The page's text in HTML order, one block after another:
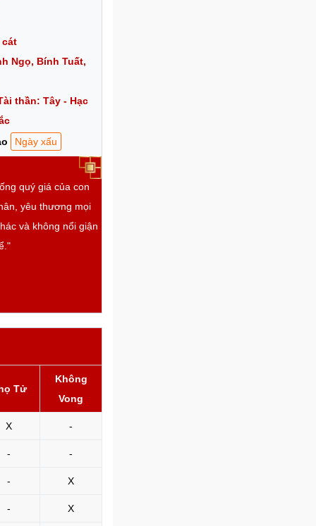
cát
Ngọ, Bính Tuất,
thần: Tây - Hạc
Ngày xấu
quý giá của con
yêu thương mọi
và không nổi giận
Tử
Không
Vong
X -
- -
- X
- X